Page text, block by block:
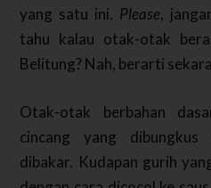
yang satu ini. Please,
tahu kalau otak-otak
Belitung? Nah, berarti
Otak-otak berbahan
cincang yang dibungkus
dibakar. Kudapan gurih